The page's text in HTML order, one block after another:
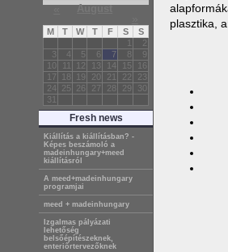
« August
M T W T F S
S
1
2
3
4 5 6 7 8
9
10
11 12 13 14 15
16
17
18 19 20 21 22
23
24
25 26 27 28 29
30
31
Fresh news
Kiállítás a kiállításban? -
Képes beszámoló a
madeinhungary+meed
kiállításról
A meed+madeinhungary
programjai
meed + madeinhungary
Izgalmas pályázati
lehetőség
belsőépítészeknek,
enteriőrtervezőknek
plasztika,